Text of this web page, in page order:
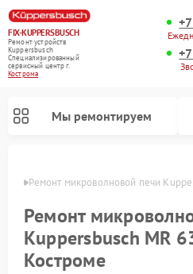
FIX-KUPPERSBUSCH
Ремонт устройств
Kuppersbusch
Специализированный
cервисный центр г.
Кострома
Мы ремонтируем
Ремонт микроволновой печи
Ремонт
Kuppersbusch MR
Костроме